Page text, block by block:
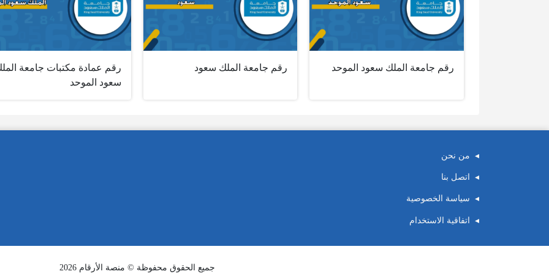
رقم جامعة الملك سعود الموحد رقم جامعة الملك سعود
رقم عمادة مكتبات جامعة
سعود الموحد
من نحن
اتصل بنا
سياسة الخصوصية
اتفاقية الاستخدام
جميع الحقوق محفوظة © منصة الأرقام 2026